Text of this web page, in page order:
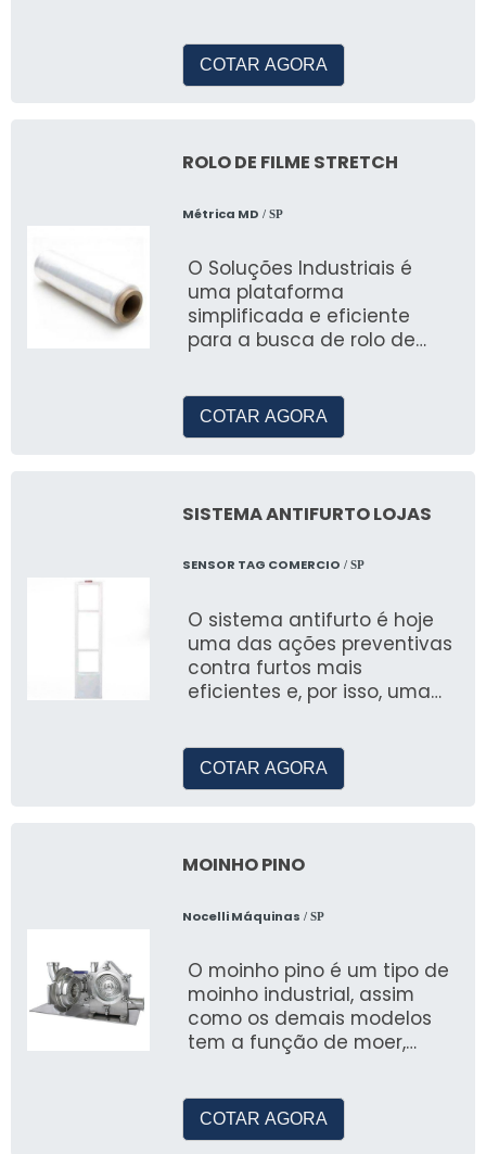
etiqueta é detectada fora
da área permitida, um
os funcionários e inibindo
COTAR AGORA
ROLO DE FILME STRETCH
Métrica MD / SP
O Soluções Industriais é
uma plataforma
simplificada e eficiente
para a busca de rolo de
COTAR AGORA
SISTEMA ANTIFURTO LOJAS
SENSOR TAG COMERCIO / SP
O sistema antifurto é hoje
uma das ações preventivas
contra furtos mais
eficientes e, por isso, uma
consegue-
COTAR AGORA
MOINHO PINO
Nocelli Máquinas / SP
O moinho pino é um tipo de
moinho industrial, assim
como os demais modelos
tem a função de moer,
COTAR AGORA